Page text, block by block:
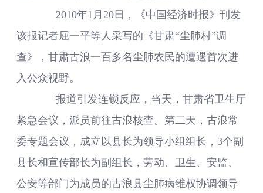
2010年1月20日，《中国经济时报》刊发
该报记者屈一平等人采写的《甘肃“尘肺村”调
查》，甘肃古浪一百多名尘肺农民的遭遇首次进
入公众视野。
报道引发连锁反应，当天，甘肃省卫生厅
紧急会议，派员前往古浪核查。第二天，古浪常
委专题会议，成立以县长为领导小组组长，3个副
县长和宣传部长为副组长，劳动、卫生、安监、
公安等部门为成员的古浪县尘肺病维权协调领导